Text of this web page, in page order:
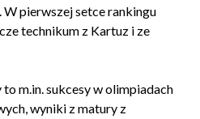
W pierwszej setce rankingu
technikum z Kartuz i ze
m.in. sukcesy w olimpiadach
wyniki z matury z